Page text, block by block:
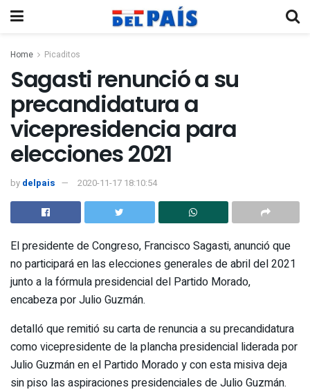
Home Picaditos
Sagasti renunció a su
precandidatura a
vicepresidencia para
elecciones 2021
by delpais 2020-11-17 18:10:54
El presidente de Congreso, Francisco Sagasti, anunció que
no participará en las elecciones generales de abril del 2021
junto a la fórmula presidencial del Partido Morado,
encabeza por Julio Guzmán.
detalló que remitió su carta de renuncia a su precandidatura
como vicepresidente de la plancha presidencial liderada por
Julio Guzmán en el Partido Morado y con esta misiva deja
sin piso las aspiraciones presidenciales de Julio Guzmán.